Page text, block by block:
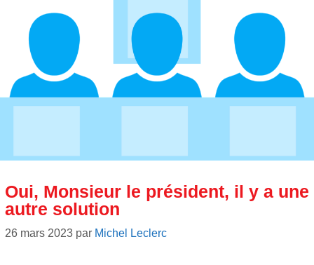
Oui, Monsieur le président, il y a une
autre solution
26 mars 2023 par Michel Leclerc